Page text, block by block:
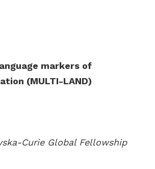
markers of
(MULTI-LAND)
Curie Global Fellowship